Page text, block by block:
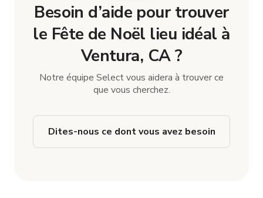
Besoin d’aide pour trouver
le Fête de Noël lieu idéal à
Ventura, CA ?
Notre équipe Select vous aidera à trouver ce
que vous cherchez.
Dites-nous ce dont vous avez besoin